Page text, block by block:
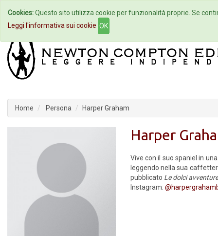
Home Autori Eventi
Home Persona Harper Graham
Harper
Vive con il suo spaniel in
leggendo nella sua
pubblicato Le dolci
Instagram:
Cookies:Questo sito utilizza cookie per funzionalità proprie. Se
Leggi l'informativa sui cookie OK